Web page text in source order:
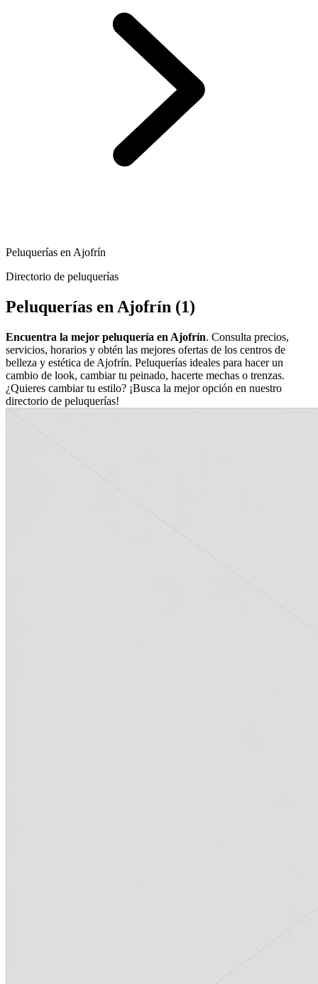
Peluquerías en Ajofrín
Directorio de peluquerías
Peluquerías en Ajofrín (1)
Encuentra la mejor peluquería en Ajofrín. Consulta precios,
servicios, horarios y obtén las mejores ofertas de los centros de
belleza y estética de Ajofrín. Peluquerías ideales para hacer un
cambio de look, cambiar tu peinado, hacerte mechas o trenzas.
¿Quieres cambiar tu estilo? ¡Busca la mejor opción en nuestro
directorio de peluquerías!